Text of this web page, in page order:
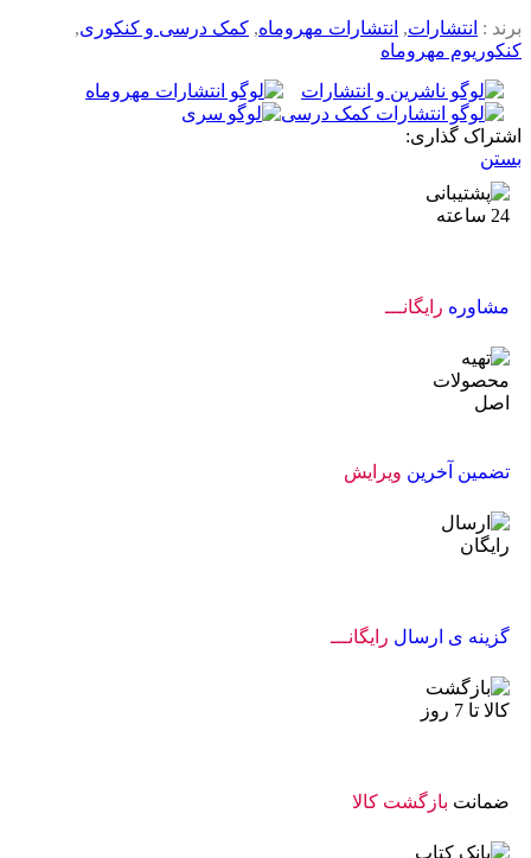
برند : انتشارات, انتشارات مهروماه, کمک درسی و کنکوری,
کنکوریوم مهروماه
اشتراک گذاری:
بستن
مشاوره رایگانـــ
تضمین آخرین ویرایش
گزینه ی ارسال رایگانـــ
ضمانت بازگشت کالا